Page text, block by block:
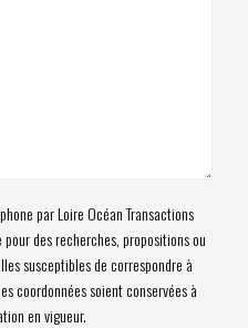
par Loire Océan Transactions
des recherches, propositions ou
susceptibles de correspondre à
coordonnées soient conservées à
en vigueur.